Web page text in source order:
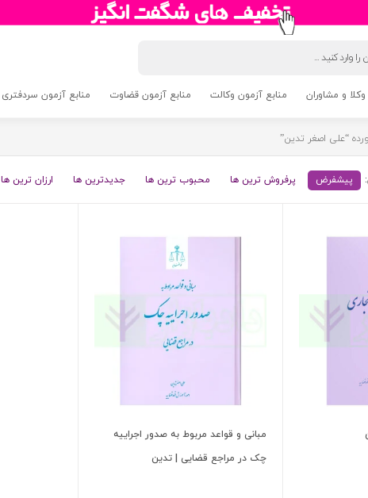
و مشاوران منابع آزمون وکالت منابع آزمون قضاوت منابع آزمون سردفتری 1405
“علی اصغر تدین”
پیشفرض پرفروش ترین ها محبوب ترین ها جدیدترین ها ارزان ترین ها
مبانی و قواعد مربوط به صدور اجراییه
چک در مراجع قضایی | تدین